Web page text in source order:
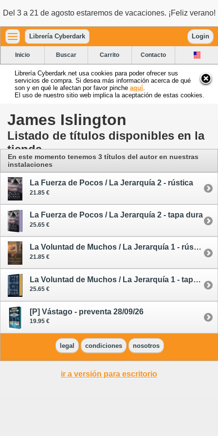
Del 3 a 21 de agosto estaremos de vacaciones. ¡Feliz verano!
Librería Cyberdark Login
Inicio Buscar Carrito Contacto
Librería Cyberdark.net usa cookies para poder ofrecer sus
servicios de compra. Si desea más información acerca de qué
son y en qué le afectan por favor pinche aquí
El uso de nuestro sitio web implica la aceptación de estas cookies.
James Islington
Listado de títulos disponibles en la
tienda
En este momento tenemos 3 títulos del autoren nuestras
instalaciones
La Fuerza de Pocos / La Jerarquía 2 - rústica
21.85 €
La Fuerza de Pocos / La Jerarquía 2 - tapa dura
25.65 €
La Voluntad de Muchos / La Jerarquía 1 - rústica
21.85 €
La Voluntad de Muchos / La Jerarquía 1 - tapa dura
25.65 €
[P] Vástago - preventa 28/09/26
19.95 €
legal condiciones nosotros
ir a versión para escritorio